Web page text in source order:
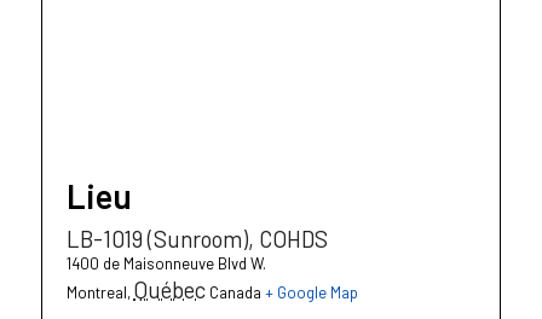
Lieu
LB-1019 (Sunroom), COHDS
1400 de Maisonneuve Blvd W.
Montreal, Québec Canada + Google Map